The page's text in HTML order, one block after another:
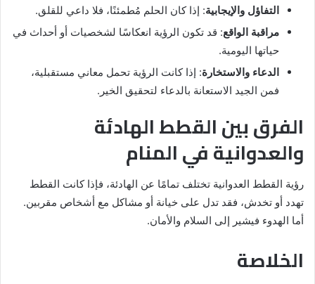
التفاؤل والإيجابية: إذا كان الحلم مُطمئنًا، فلا داعي للقلق.
مراقبة الواقع: قد تكون الرؤية انعكاسًا لشخصيات أو أحداث في
حياتها اليومية.
الدعاء والاستخارة: إذا كانت الرؤية تحمل معاني مستقبلية،
فمن الجيد الاستعانة بالدعاء لتحقيق الخير.
الفرق بين القطط الهادئة
والعدوانية في المنام
رؤية القطط العدوانية تختلف تمامًا عن الهادئة، فإذا كانت القطط
تهدد أو تخدش، فقد تدل على خيانة أو مشاكل مع أشخاص مقربين.
أما الهدوء فيشير إلى السلام والأمان.
الخلاصة